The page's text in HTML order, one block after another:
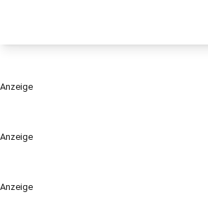
Anzeige
Anzeige
Anzeige